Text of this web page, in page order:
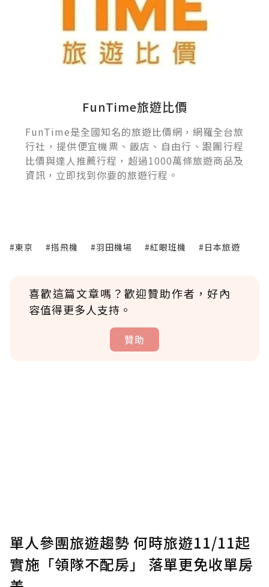
FunTime旅遊比價
FunTime是全國知名的旅遊比價網，網羅全台旅
行社，提供便宜機票、飯店、自由行、跟團行程
比價與達人推薦行程，超過1000萬條旅遊商品及
資訊，立即找到你要的旅遊行程。
#東京 #搭飛機 #羽田機場 #紅眼班機 #日本旅遊
喜歡這篇文章嗎？歡迎贊助作者，好內
容值得更多人支持。
贊助
確認送出
單人參團旅遊趨勢 何時旅遊11/11起
實施「領隊不配房」 落單更免收單房